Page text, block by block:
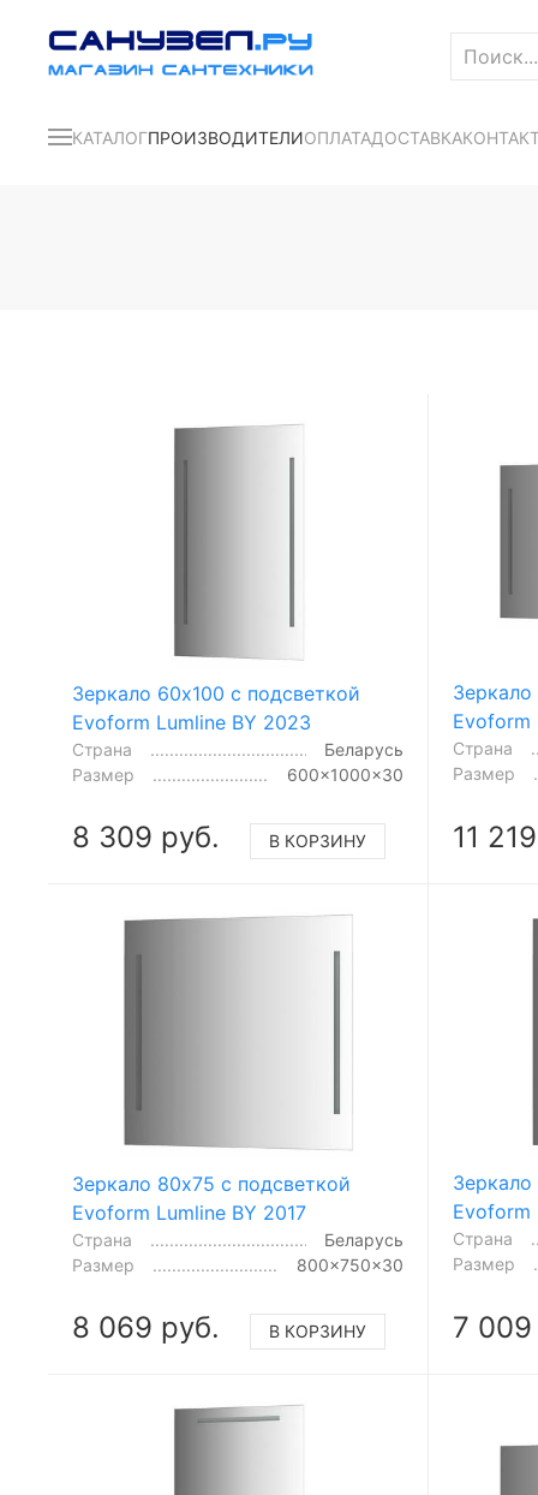
КАТАЛОГПРОИЗВОДИТЕЛИОПЛАТАДОСТАВКА
Зеркало 60x100 с подсветкой
Evoform Lumline BY 2023
Страна
Беларусь
Размер
600x1000x30
8 309 руб. В КОРЗИНУ
Evoform
Страна
Размер
11
Зеркало 80x75 с подсветкой
Evoform Lumline BY 2017
Страна
Беларусь
Размер
800x750x30
8 069 руб. В КОРЗИНУ
Evoform
Страна
Размер
7